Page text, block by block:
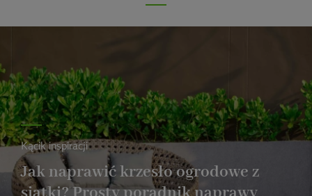
Kącik inspiracji
Jak naprawić krzesło ogrodowe z